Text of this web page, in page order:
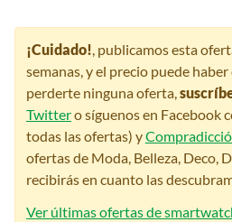
¡Cuidado!, publicamos esta
semanas, y el precio puede
perderte ninguna oferta,
Twittero síguenos en Facebook
todas las ofertas) y
ofertas de Moda, Belleza, Deco,
recibirás en cuanto las
Ver últimas ofertas de